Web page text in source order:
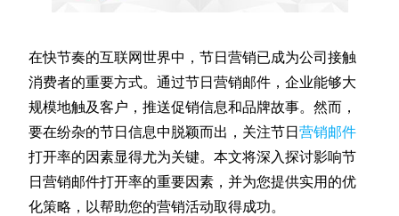
在快节奏的互联网世界中，节日营销已成为公司接触
消费者的重要方式。通过节日营销邮件，企业能够大
规模地触及客户，推送促销信息和品牌故事。然而，
要在纷杂的节日信息中脱颖而出，关注节日营销邮件
打开率的因素显得尤为关键。本文将深入探讨影响节
日营销邮件打开率的重要因素，并为您提供实用的优
化策略，以帮助您的营销活动取得成功。